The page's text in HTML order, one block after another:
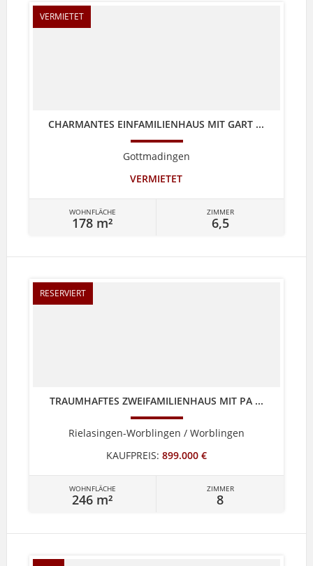
VERMIETET
CHARMANTES EINFAMILIENHAUS MIT GART ...
Gottmadingen
VERMIETET
WOHNFLÄCHE
178 m²
ZIMMER
6,5
RESERVIERT
TRAUMHAFTES ZWEIFAMILIENHAUS MIT PA ...
Rielasingen-Worblingen / Worblingen
KAUFPREIS: 899.000 €
WOHNFLÄCHE
246 m²
ZIMMER
8